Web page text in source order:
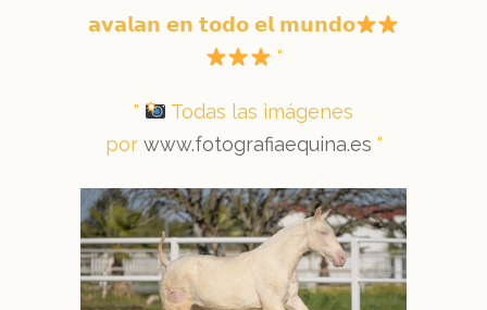
𝗮𝘃𝗮𝗹𝗮𝗻 𝗲𝗻 𝘁𝗼𝗱𝗼 𝗲𝗹 𝗺𝘂𝗻𝗱𝗼
Todas las imágenes
porwww.fotografiaequina.es